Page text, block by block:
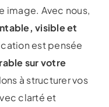
image. Avec nous,
visible et
est pensée
sur votre
à structurer vos
clarté et